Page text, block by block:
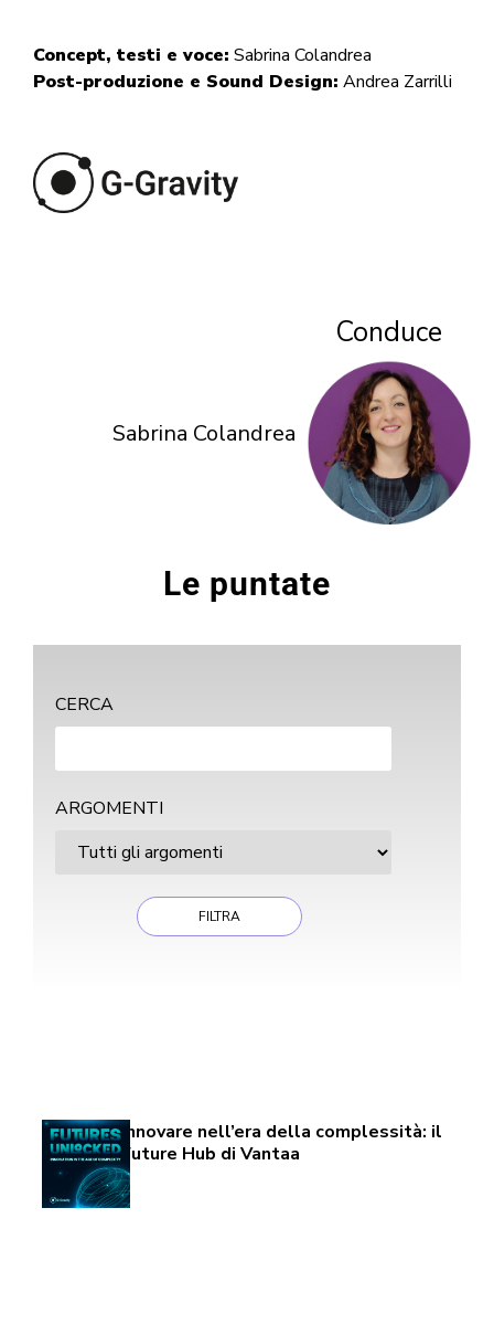
Concept, testi e voce: Sabrina Colandrea
Post-produzione e Sound Design: Andrea Zarrilli
Conduce
Sabrina Colandrea
Le puntate
CERCA
ARGOMENTI
Innovare nell’era della complessità: il
Future Hub di Vantaa